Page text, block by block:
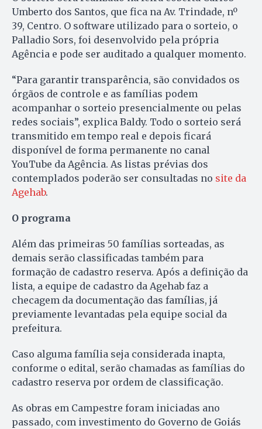
Umberto dos Santos, que fica na Av. Trindade, nº
39, Centro. O software utilizado para o sorteio, o
Palladio Sors, foi desenvolvido pela própria
Agência e pode ser auditado a qualquer momento.
“Para garantir transparência, são convidados os
órgãos de controle e as famílias podem
acompanhar o sorteio presencialmente ou pelas
redes sociais”, explica Baldy. Todo o sorteio será
transmitido em tempo real e depois ficará
disponível de forma permanente no canal
YouTube da Agência. As listas prévias dos
contemplados poderão ser consultadas no site da
Agehab.
O programa
Além das primeiras 50 famílias sorteadas, as
demais serão classificadas também para
formação de cadastro reserva. Após a definição da
lista, a equipe de cadastro da Agehab faz a
checagem da documentação das famílias, já
previamente levantadas pela equipe social da
prefeitura.
Caso alguma família seja considerada inapta,
conforme o edital, serão chamadas as famílias do
cadastro reserva por ordem de classificação.
As obras em Campestre foram iniciadas ano
passado, com investimento do Governo de Goiás